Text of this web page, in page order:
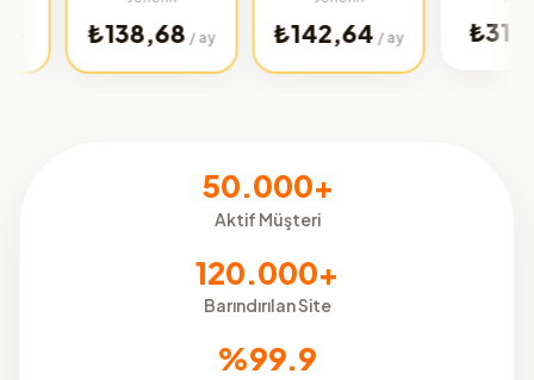
₺138,68 / ay ₺142,64 / ay ₺31,99 / ay
50.000+
Aktif Müşteri
120.000+
Barındırılan Site
%99.9